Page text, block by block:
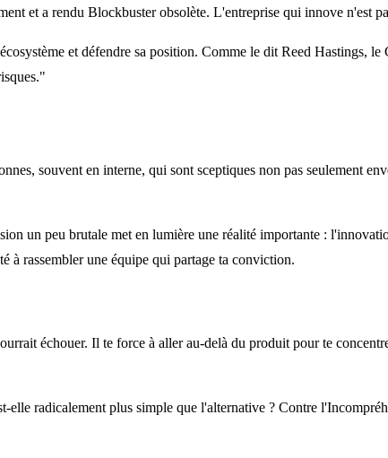
et a rendu Blockbuster obsolète. L'entreprise qui innove n'est
et défendre sa position. Comme le dit Reed Hastings,
souvent en interne, qui sont sceptiques non pas seulement
un peu brutale met en lumière une réalité importante :
à rassembler une équipe qui partage ta conviction.
échouer. Il te force à aller au-delà du produit pour te
radicalement plus simple que l'alternative ? Contre